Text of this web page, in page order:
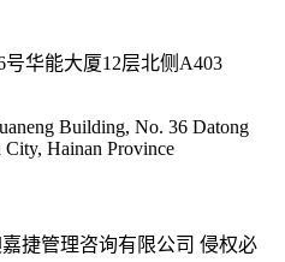
华能大厦12层北侧A403
Building, No. 36 Datong
Hainan Province
捷管理咨询有限公司 侵权必